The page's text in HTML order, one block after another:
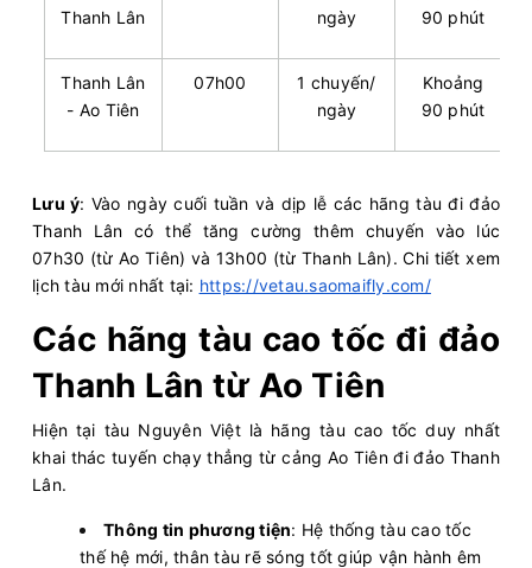
Thanh Lân ngày 90 phút
Thanh Lân
- Ao Tiên
07h00
1 chuyến/
ngày
Khoảng
90 phút
Lưu ý: Vào ngày cuối tuần và dịp lễ các hãng tàu đi đảo
Thanh Lân có thể tăng cường thêm chuyến vào lúc
07h30 (từ Ao Tiên) và 13h00 (từ Thanh Lân). Chi tiết xem
lịch tàu mới nhất tại: https://vetau.saomaifly.com/
Các hãng tàu cao tốc đi đảo
Thanh Lân từ Ao Tiên
Hiện tại tàu Nguyên Việt là hãng tàu cao tốc duy nhất
khai thác tuyến chạy thẳng từ cảng Ao Tiên đi đảo Thanh
Lân.
Thông tin phương tiện: Hệ thống tàu cao tốc
thế hệ mới, thân tàu rẽ sóng tốt giúp vận hành êm